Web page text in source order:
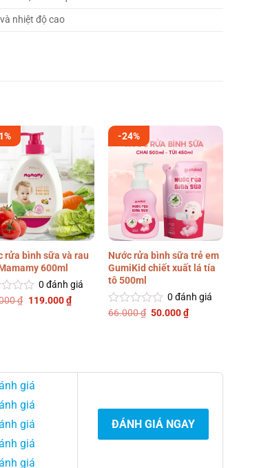
nhiệt độ cao
rửa bình sữa và rau
600ml
0 đánh giá
₫ Giá
119.000₫Giá
hiện
-24%
Nước rửa bình sữa trẻ em
GumiKid chiết xuất lá tía
tô 500ml
Được
0 đánh giá
66.000₫ Giá
50.000₫Giá
hiện
giá
giá
giá
giá
giá
ĐÁNH GIÁ NGAY